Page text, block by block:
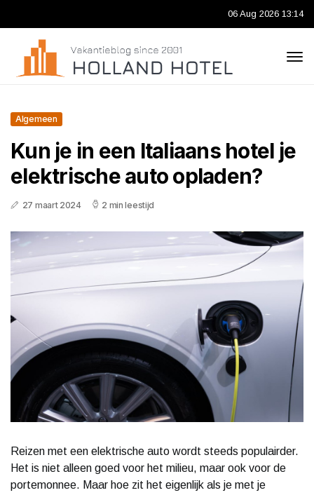
06 Aug 2026 13:14
Algemeen
Kun je in een Italiaans hotel je
elektrische auto opladen?
27 maart 2024 2 min leestijd
Reizen met een elektrische auto wordt steeds populairder.
Het is niet alleen goed voor het milieu, maar ook voor de
portemonnee. Maar hoe zit het eigenlijk als je met je